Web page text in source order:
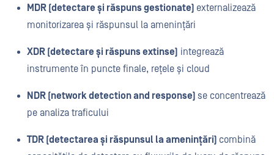
MDR (detectare și răspuns gestionate) externalizează
monitorizarea și răspunsul la amenințări
XDR (detectare și răspuns extinse) integrează
instrumente în puncte finale, rețele și cloud
NDR (network detection and response) se concentrează
pe analiza traficului
TDR (detectarea și răspunsul la amenințări) combină